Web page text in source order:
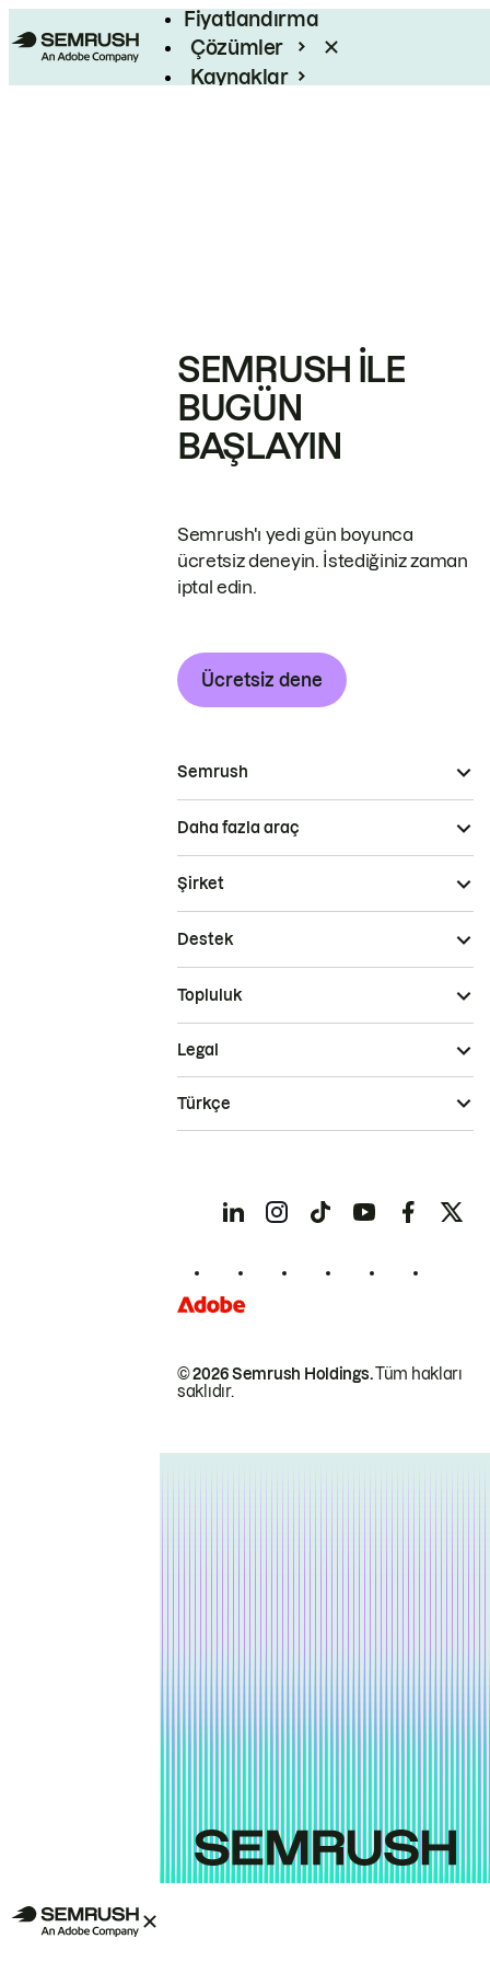
Fiyatlandırma
Çözümler
Kaynaklar
SEMRUSH ILE
BUGÜN
BAŞLAYIN
Semrush'ı yedi gün boyunca
ücretsiz deneyin. İstediğiniz zaman
iptal edin.
Ücretsiz dene
Semrush
Daha fazla araç
Şirket
Destek
Topluluk
© 2026 Semrush Holdings.Tüm hakları
saklıdır.
Legal
Türkçe